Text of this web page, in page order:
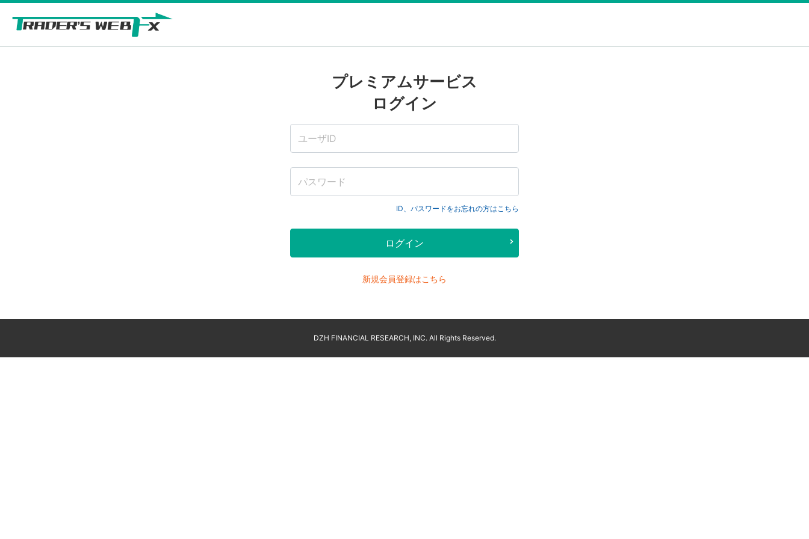
プレミアムサービス
ログイン
ID、パスワードをお忘れの方はこちら
新規会員登録はこちら
DZH FINANCIAL RESEARCH, INC. All Rights Reserved.